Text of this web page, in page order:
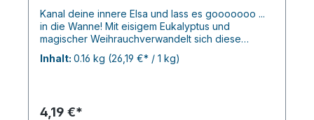
Kanal deine innere Elsa und lass es gooooooo ...
in die Wanne! Mit eisigem Eukalyptus und
magischer Weihrauchverwandelt sich diese
festliche Sprudelzeit in Ihr eigenes
Winterwunderland. Keine kalten Hände, nur warme
Inhalt: 0.16 kg (26,19 €* / 1 kg)
4,19 €*